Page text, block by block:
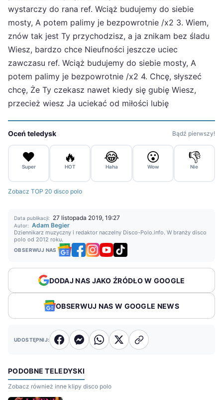
wystarczy do rana ref. Wciąż budujemy do siebie
mosty, A potem palimy je bezpowrotnie /x2 3. Wiem,
znów tak jest Ty przychodzisz, a ja znikam bez śladu
Wiesz, bardzo chce Nieufności jeszcze uciec
zawczasu ref. Wciąż budujemy do siebie mosty, A
potem palimy je bezpowrotnie /x2 4. Chcę, słyszeć
chcę, Że Ty czekasz nawet kiedy się gubię Wiesz,
przecież wiesz Ja uciekać od miłości lubię
Oceń teledysk Bądź pierwszy!
❤️
Super
🔥
HOT
😂
Haha
😮
Wow
👎
Nie
Zobacz TOP 20 disco polo
Data publikacji: 27 listopada 2019, 19:27
Autor: Adam Begier
Dziennikarz muzyczny i redaktor naczelny Disco-Polo.info. W branży disco
polo od 2012 roku.
OBSERWUJ NAS
DODAJ NAS JAKO ŹRÓDŁO W GOOGLE
OBSERWUJ NAS W GOOGLE NEWS
UDOSTĘPNIJ:
PODOBNE TELEDYSKI
Zobacz również inne klipy disco polo